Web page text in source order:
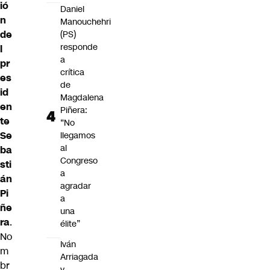
ió
n
de
l
pr
es
id
en
te
Se
ba
sti
án
Pi
ñe
ra.
No
m
br
Daniel
Manouchehri
(PS)
responde
a
crítica
de
Magdalena
Piñera:
“No
llegamos
al
Congreso
a
agradar
a
una
élite”
Iván
Arriagada